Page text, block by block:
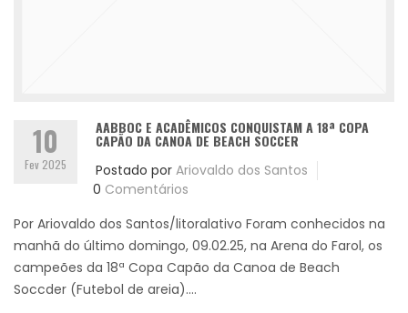
10
Fev 2025
AABBOC E ACADÊMICOS CONQUISTAM A 18ª COPA
CAPÃO DA CANOA DE BEACH SOCCER
Postado por Ariovaldo dos Santos
0 Comentários
Por Ariovaldo dos Santos/litoralativo Foram conhecidos na
manhã do último domingo, 09.02.25, na Arena do Farol, os
campeões da 18ª Copa Capão da Canoa de Beach
Soccder (Futebol de areia)....